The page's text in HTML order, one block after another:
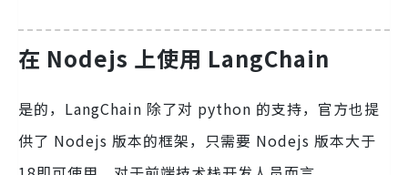
在 Nodejs 上使用 LangChain
是的，LangChain 除了对 python 的支持，官方也提
供了 Nodejs 版本的框架，只需要 Nodejs 版本大于